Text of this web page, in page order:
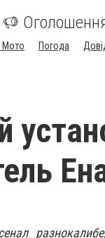
Мото Погода